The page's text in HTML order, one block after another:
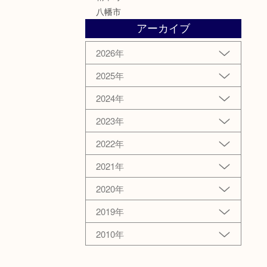
八幡市
アーカイブ
2026年
2025年
2024年
2023年
2022年
2021年
2020年
2019年
2010年